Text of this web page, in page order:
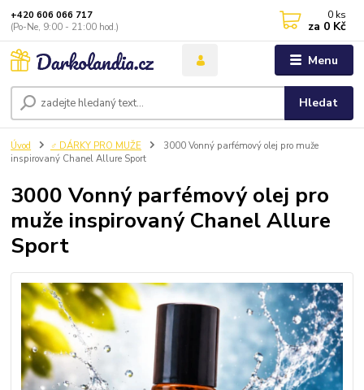
Menu
Hledat
+420 606 066 717
(Po-Ne, 9:00 - 21:00 hod.)
0 ks
za 0 Kč
Úvod ♂️ DÁRKY PRO MUŽE
3000 Vonný parfémový olej pro muže
inspirovaný Chanel Allure Sport
3000 Vonný parfémový olej pro
muže inspirovaný Chanel Allure
Sport